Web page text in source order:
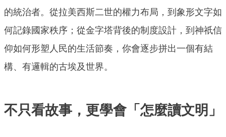
的統治者。從拉美西斯二世的權力布局，到象形文字如
何記錄國家秩序；從金字塔背後的制度設計，到神祇信
仰如何形塑人民的生活節奏，你會逐步拼出一個有結
構、有邏輯的古埃及世界。
不只看故事，更學會「怎麼讀文明」